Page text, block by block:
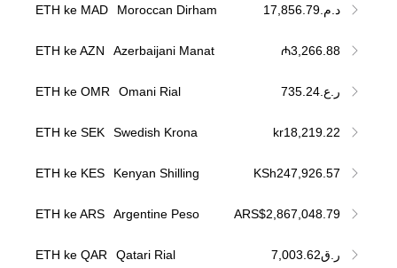
ETH ke MAD Moroccan Dirham د.م.17,856.79
ETH ke AZN Azerbaijani Manat ₼3,266.88
ETH ke OMR Omani Rial ر.ع.735.24
ETH ke SEK Swedish Krona kr18,219.22
ETH ke KES Kenyan Shilling KSh247,926.57
ETH ke ARS Argentine Peso ARS$2,867,048.79
ETH ke QAR Qatari Rial ر.ق7,003.62